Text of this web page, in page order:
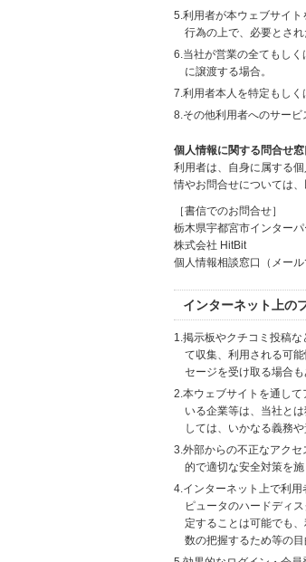
5.利用者が本ウェブサイ
行為の上で、必要とされ
6.当社が営業の全てもし
に譲渡する場合。
7.利用者本人を特定もしく
8.その他利用者へのサービ
個人情報に関する問合せ窓
利用者は、自身に属する
情やお問合せについては
［書信でのお問合せ］
栃木県宇都宮市インター
株式会社 HitBit
個人情報相談窓口（メー
インターネット上の
1.掲示板やクチコミ投稿
て収集、利用される可
セージを受け取る場合
2.本ウェブサイトを通し
いる企業等は、当社と
しては、いかなる義務や
3.外部からの不正なアク
的で適切な安全対策を
4.インターネット上で利
ピュータのハードディ
定することは可能でも
数の把握するため等の